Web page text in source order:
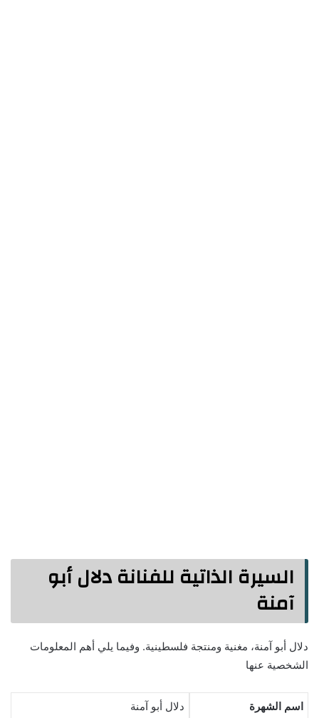
السيرة الذاتية للفنانة دلال أبو
آمنة
دلال أبو آمنة، مغنية ومنتجة فلسطينية. وفيما يلي أهم المعلومات
الشخصية عنها
اسم الشهرة دلال أبو آمنة